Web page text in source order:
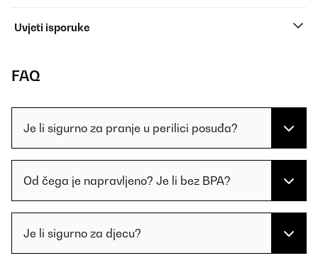
Uvjeti isporuke
FAQ
Je li sigurno za pranje u perilici posuđa?
Od čega je napravljeno? Je li bez BPA?
Je li sigurno za djecu?